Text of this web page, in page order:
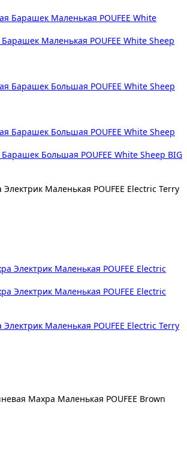
Маленькая POUFEE White Sheep
Большая POUFEE White Sheep BIG
Маленькая POUFEE Electric Terry
Маленькая POUFEE Electric Terry
Махра Маленькая POUFEE Brown